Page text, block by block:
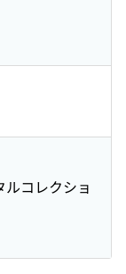
コレクショ